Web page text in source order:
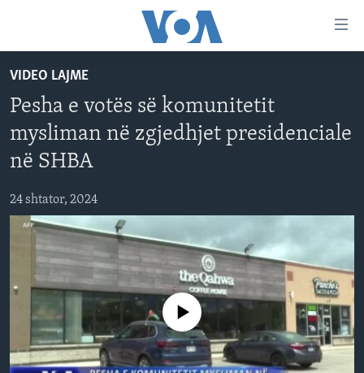
faqen
kryesore
tek
faqja
Kalo
tek
kërkimi
FAQJA KRYESORE
KATEGORITË
AMERIKA
EVROPA
BOTA
MJEDISI
KULTURË
SHKENCË DHE TEKNOLOGJI
SHËNDETËSI
DITARI
FOLLOW US
Gjuhët
VIDEO LAJME
Pesha e votës së komunitetit
mysliman në zgjedhjet presidenciale
në SHBA
24 shtator, 2024
No media source currently available